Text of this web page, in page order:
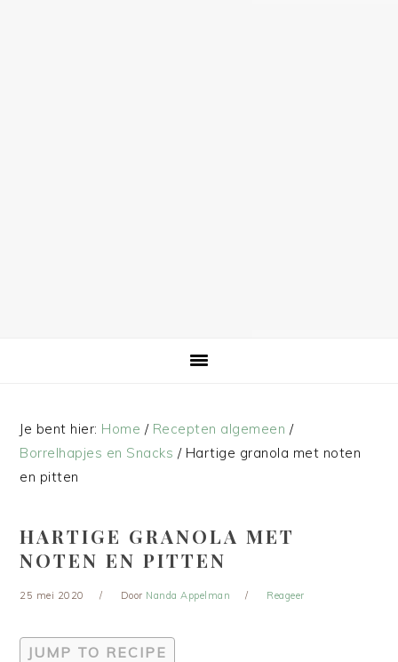
Je bent hier: Home / Recepten algemeen /
Borrelhapjes en Snacks /Hartige granola met noten
en pitten
HARTIGE GRANOLA MET
NOTEN EN PITTEN
25 mei 2020 Door Nanda Appelman Reageer
JUMP TO RECIPE